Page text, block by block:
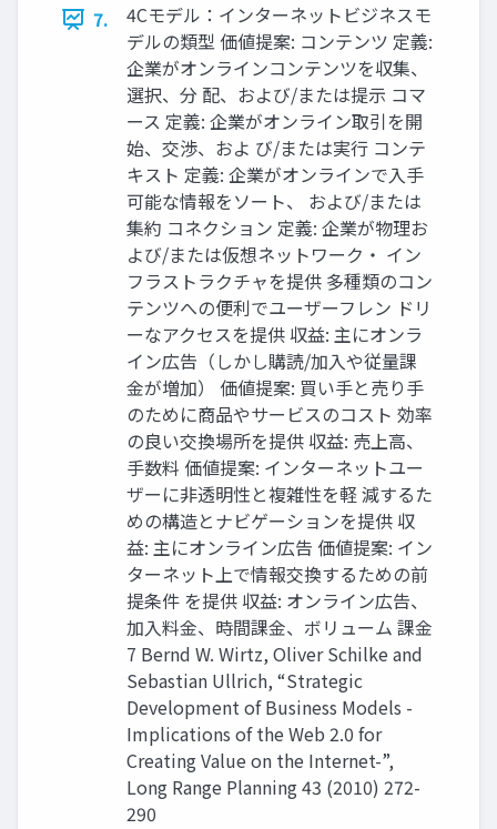
7.
4Cモデル：インターネットビジネスモ
デルの類型 価値提案: コンテンツ 定義:
企業がオンラインコンテンツを収集、
選択、分 配、および/または提示 コマ
ース 定義: 企業がオンライン取引を開
始、交渉、およ び/または実行 コンテ
キスト 定義: 企業がオンラインで入手
可能な情報をソート、 および/または
集約 コネクション 定義: 企業が物理お
よび/または仮想ネットワーク・ イン
フラストラクチャを提供 多種類のコン
テンツへの便利でユーザーフレン ドリ
ーなアクセスを提供 収益: 主にオンラ
イン広告（しかし購読/加入や従量課
金が増加） 価値提案: 買い手と売り手
のために商品やサービスのコスト 効率
の良い交換場所を提供 収益: 売上高、
手数料 価値提案: インターネットユー
ザーに非透明性と複雑性を軽 減するた
めの構造とナビゲーションを提供 収
益: 主にオンライン広告 価値提案: イン
ターネット上で情報交換するための前
提条件 を提供 収益: オンライン広告、
加入料金、時間課金、ボリューム 課金
7 Bernd W. Wirtz, Oliver Schilke and
Sebastian Ullrich, “Strategic
Development of Business Models -
Implications of the Web 2.0 for
Creating Value on the Internet-”,
Long Range Planning 43 (2010) 272-
290